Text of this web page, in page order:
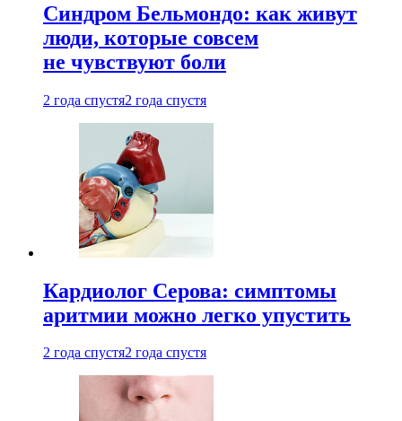
Синдром Бельмондо: как живут
люди, которые совсем
не чувствуют боли
2 года спустя2 года спустя
Кардиолог Серова: симптомы
аритмии можно легко упустить
2 года спустя2 года спустя